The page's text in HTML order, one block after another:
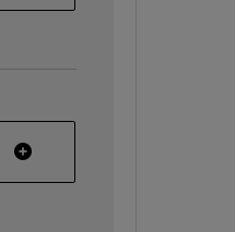
64-bit Linux